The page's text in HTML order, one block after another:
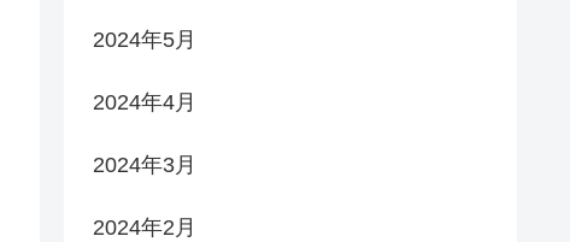
2024年5月
2024年4月
2024年3月
2024年2月